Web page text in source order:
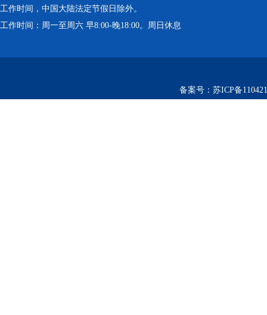
工作时间，中国大陆法定节假日除外。
工作时间：周一至周六 早8:00-晚18:00。周日休息
备案号： 苏ICP备